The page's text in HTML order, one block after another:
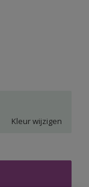
Kleur wijzigen